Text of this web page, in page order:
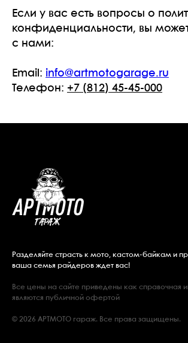
Если у вас есть вопросы о
конфиденциальности, вы
с нами:
Email: info@artmotogarage.ru
Телефон: +7 (812) 45-45-000
Разделяйте страсть к мото, кастом-байкам и
ваша семья райдеров ждет вас!
Все цены на сайте приведены как справочная
являются публичной офертой
© 2026 АРТМОТО гараж. Все права защищены.